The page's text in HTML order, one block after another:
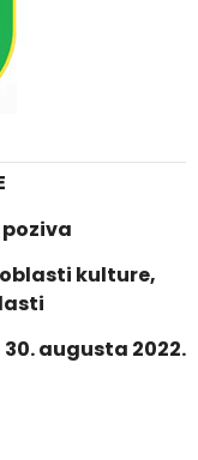
kulture,
augusta 2022.